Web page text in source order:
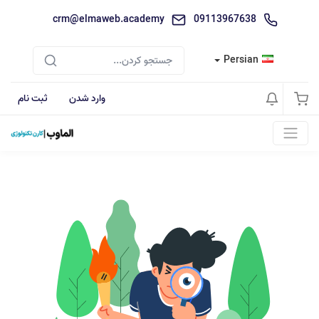
09113967638
crm@elmaweb.academy
Persian
وارد شدن ثبت نام